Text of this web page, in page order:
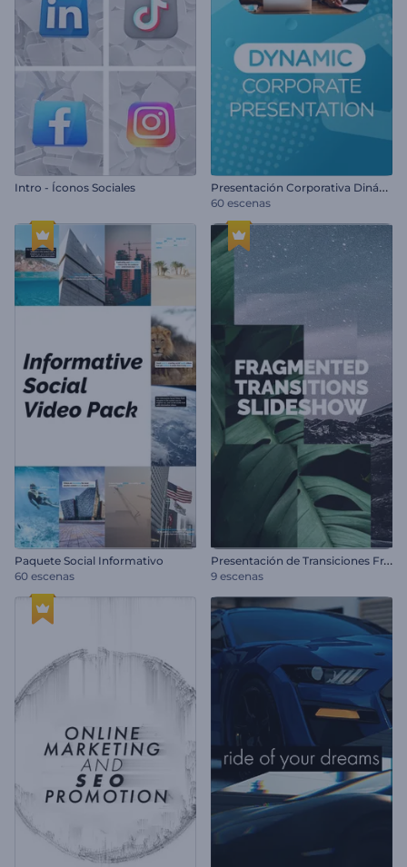
Intro - Íconos Sociales P
resentación Corporativa Dinámica
60 escenas
Paquete Social Informativo
60 escenas
P
resentación de Transiciones Fragmentadas
9 escenas